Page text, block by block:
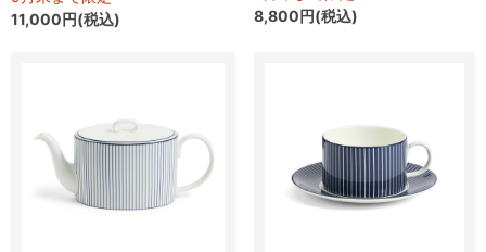
11,000円(税込)
8,800円(税込)